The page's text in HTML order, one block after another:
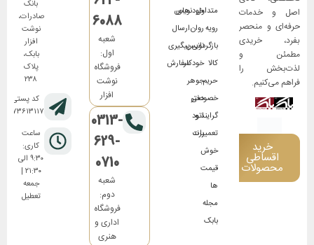
اصل و خدمات
حرفه‌ای و منحصر
بفرد، خریدی
مطمئن و
لذت‌بخش را
فراهم می‌کنیم.
خرید
اقساطی
محصولات
متداول
رویه
بازگردانی
کالا
حریم
خصوصی
گرایند و
تعمیرات
خوش
قیمت
ها
مجله
بابک
خودنویس
روان
نویس
خودکار
جوهر
دفتر
اتود
برند
های
ارسال
پیگیری
سفارش
6088
شعبه
اول:
فروشگاه
نوشت
افزار
0313-
629-
0710
شعبه
دوم:
فروشگاه
اداری و
هنری
بانک
صادرات،
نوشت
افزار
بابک،
پلاک
۲۳۸
کد پستی:
۸۱۷۳۶۱۳۱۱۷
ساعت
کاری:
۹:۳۰ الی
۲۱:۳۰ |
جمعه
تعطیل